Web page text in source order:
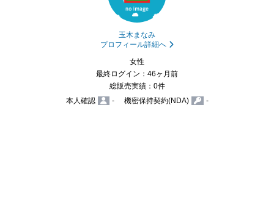
玉木まなみ
プロフィール詳細へ
女性
最終ログイン：46ヶ月前
総販売実績：0件
本人確認
- 機密保持契約(NDA) -